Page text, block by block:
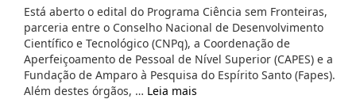
Está aberto o edital do Programa Ciência sem Fronteiras,
parceria entre o Conselho Nacional de Desenvolvimento
Científico e Tecnológico (CNPq), a Coordenação de
Aperfeiçoamento de Pessoal de Nível Superior (CAPES) e a
Fundação de Amparo à Pesquisa do Espírito Santo (Fapes).
Além destes órgãos, … Leia mais